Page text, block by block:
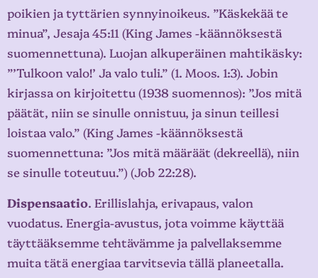
poikien ja tyttärien synnyinoikeus. ”Käskekää te
minua”, Jesaja 45:11 (King James -käännöksestä
suomennettuna). Luojan alkuperäinen mahtikäsky:
”’Tulkoon valo!’ Ja valo tuli.” (1. Moos. 1:3). Jobin
kirjassa on kirjoitettu (1938 suomennos): ”Jos mitä
päätät, niin se sinulle onnistuu, ja sinun teillesi
loistaa valo.” (King James -käännöksestä
suomennettuna: ”Jos mitä määräät (dekreellä), niin
se sinulle toteutuu.”) (Job 22:28).
Dispensaatio. Erillislahja, erivapaus, valon
vuodatus. Energia-avustus, jota voimme käyttää
täyttääksemme tehtävämme ja palvellaksemme
muita tätä energiaa tarvitsevia tällä planeetalla.